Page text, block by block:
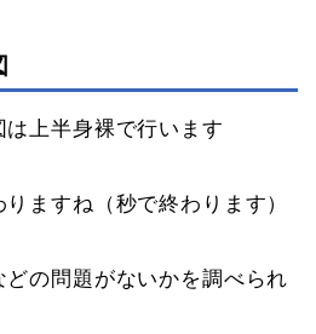
上半身裸で行います
ますね（秒で終わります）
の問題がないかを調べられ